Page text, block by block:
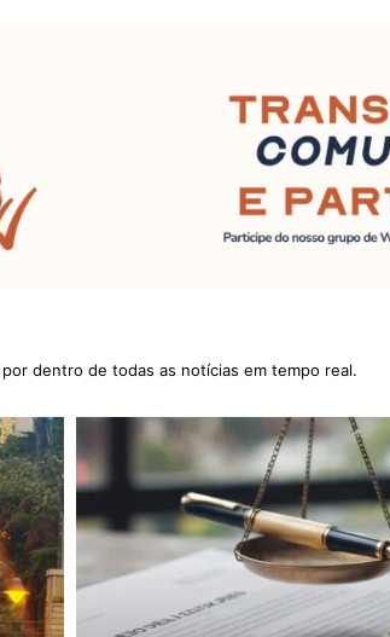
dentro de todas as notícias em tempo real.